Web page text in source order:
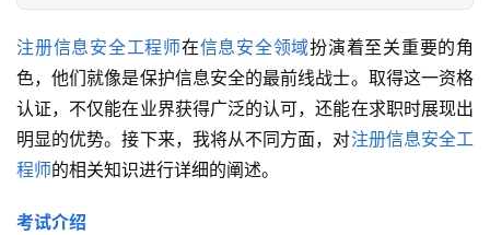
注册信息安全工程师在信息安全领域扮演着至关重要的角
色，他们就像是保护信息安全的最前线战士。取得这一资格
认证，不仅能在业界获得广泛的认可，还能在求职时展现出
明显的优势。接下来，我将从不同方面，对注册信息安全工
程师的相关知识进行详细的阐述。
考试介绍